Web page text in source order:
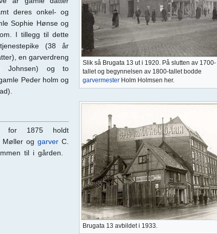
Slik så Brugata 13 ut i 1920. På slutten av 1700-
tallet og begynnelsen av 1800-tallet bodde
garvermester Holm Holmsen her.
Brugata 13 avbildet i 1933.
deres onkel- og
Sophie Hønse og
I tillegg til dette
(38 år
en garverdreng
Johnsen) og to
Peder holm og
for 1875 holdt
Møller oggarver C.
til i gården.